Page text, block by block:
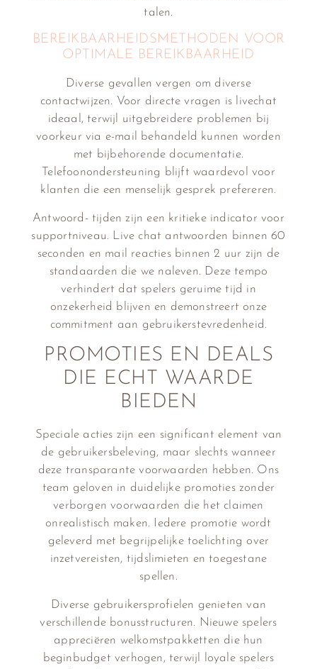
talen.
BEREIKBAARHEIDSMETHODEN VOOR
OPTIMALE BEREIKBAARHEID
Diverse gevallen vergen om diverse
contactwijzen. Voor directe vragen is livechat
ideaal, terwijl uitgebreidere problemen bij
voorkeur via e-mail behandeld kunnen worden
met bijbehorende documentatie.
Telefoonondersteuning blijft waardevol voor
klanten die een menselijk gesprek prefereren.
Antwoord- tijden zijn een kritieke indicator voor
supportniveau. Live chat antwoorden binnen 60
seconden en mail reacties binnen 2 uur zijn de
standaarden die we naleven. Deze tempo
verhindert dat spelers geruime tijd in
onzekerheid blijven en demonstreert onze
commitment aan gebruikerstevredenheid.
PROMOTIES EN DEALS
DIE ECHT WAARDE
BIEDEN
Speciale acties zijn een significant element van
de gebruikersbeleving, maar slechts wanneer
deze transparante voorwaarden hebben. Ons
team geloven in duidelijke promoties zonder
verborgen voorwaarden die het claimen
onrealistisch maken. Iedere promotie wordt
geleverd met begrijpelijke toelichting over
inzetvereisten, tijdslimieten en toegestane
spellen.
Diverse gebruikersprofielen genieten van
verschillende bonusstructuren. Nieuwe spelers
appreciëren welkomstpakketten die hun
beginbudget verhogen, terwijl loyale spelers